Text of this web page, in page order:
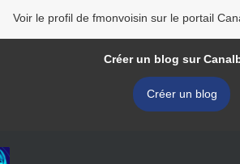
Voir le profil de fmonvoisin sur le portail
Créer un blog sur
Créer un blog